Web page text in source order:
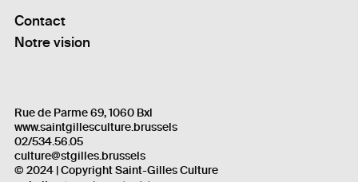
Contact
Notre vision
Rue de Parme 69, 1060 Bxl
www.saintgillesculture.brussels
02/534.56.05
culture@stgilles.brussels
© 2024 | Copyright Saint-Gilles Culture